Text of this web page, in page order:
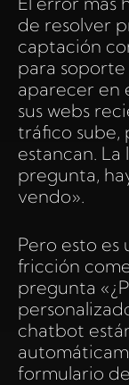
de resolver
captación
para soporte
aparecer en
sus webs
tráfico sube,
estancan. La
pregunta,
vendo».
Pero esto
fricción
pregunta
chatbot
formulario